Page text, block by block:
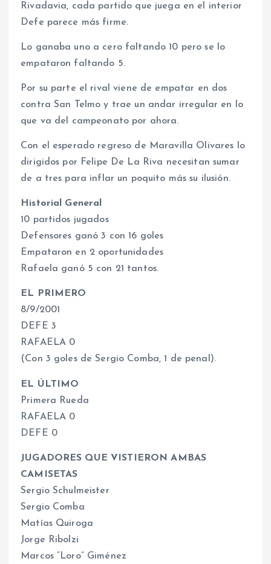
Rivadavia, cada partido que juega en el interior
Defe parece más firme.
Lo ganaba uno a cero faltando 10 pero se lo
empataron faltando 5.
Por su parte el rival viene de empatar en dos
contra San Telmo y trae un andar irregular en lo
que va del campeonato por ahora.
Con el esperado regreso de Maravilla Olivares lo
dirigidos por Felipe De La Riva necesitan sumar
de a tres para inflar un poquito más su ilusión.
Historial General
10 partidos jugados
Defensores ganó 3 con 16 goles
Empataron en 2 oportunidades
Rafaela ganó 5 con 21 tantos.
EL PRIMERO
8/9/2001
DEFE 3
RAFAELA 0
(Con 3 goles de Sergio Comba, 1 de penal).
EL ÚLTIMO
Primera Rueda
RAFAELA 0
DEFE 0
JUGADORES QUE VISTIERON AMBAS
CAMISETAS
Sergio Schulmeister
Sergio Comba
Matías Quiroga
Jorge Ribolzi
Marcos “Loro” Giménez